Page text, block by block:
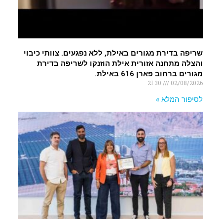
שריפה בדירת מגורים באילת, ללא נפגעים. צוותי כיבוי
והצלה מתחנה אזורית אילת הוזנקו לשריפה בדירת
מגורים ברחוב פארן 616 באילת.
02/08/2026
לסיפור המלא »